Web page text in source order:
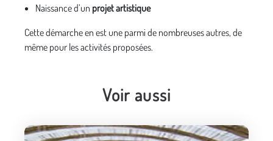
Naissance d’un projet artistique
Cette démarche en est une parmi de nombreuses autres, de
même pour les activités proposées.
Voir aussi